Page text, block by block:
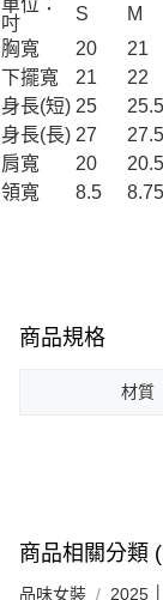
單位：
吋
S M
胸寬
20 21
下擺寬
21 22
身長(短) 25 25.5
身長(長) 27 27.5
肩寬
20 20.5
領寬
8.5 8.75
商品規格
材質
商品相關分類
品味女裝 2025